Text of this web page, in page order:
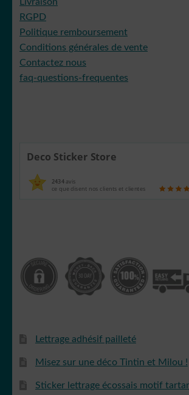
Tchoupi
pokemon
Starwars
Spiderman
Livraison
RGPD
Politique remboursement
Conditions générales de vente
Contactez nous
faq-questions-frequentes
Deco Sticker Store
2434avis
ce que disent nos clients et clientes
Lettrage adhésif pailleté
Misez sur une déco Tintin et Milou !
Sticker lettrage écossais motif